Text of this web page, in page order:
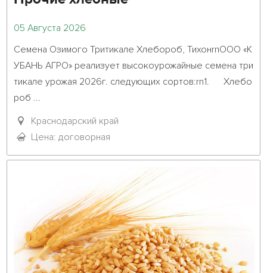
05 Августа 2026
Семена Озимого Тритикале Хлебороб, ТихонrnООО «К
УБАНЬ АГРО» реализует высокоурожайные семена три
тикале урожая 2026г. следующих сортов:rn1.	Хлебо
роб ...
Краснодарский край
Цена: договорная